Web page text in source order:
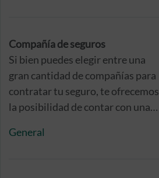
Compañía de seguros
Si bien puedes elegir entre una
gran cantidad de compañías para
contratar tu seguro, te ofrecemos
la posibilidad de contar con una
quien decida el nivel de
General